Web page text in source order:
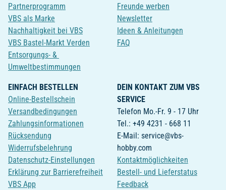
Partnerprogramm
VBS als Marke
Nachhaltigkeit bei VBS
VBS Bastel-Markt Verden
Entsorgungs- &
Umweltbestimmungen
Freunde werben
Newsletter
Ideen & Anleitungen
FAQ
EINFACH BESTELLEN
Online-Bestellschein
Versandbedingungen
Zahlungsinformationen
Rücksendung
Widerrufsbelehrung
Datenschutz-Einstellungen
Erklärung zur Barrierefreiheit
VBS App
DEIN KONTAKT ZUM VBS
SERVICE
Telefon Mo.-Fr. 9 - 17 Uhr
Tel.: +49 4231 - 668 11
E-Mail: service@vbs-
hobby.com
Kontaktmöglichkeiten
Bestell- und Lieferstatus
Feedback